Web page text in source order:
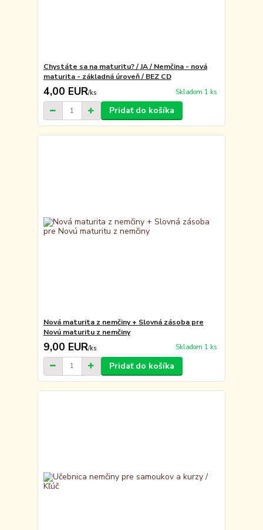
Chystáte sa na maturitu? / JA / Nemčina - nová
maturita - základná úroveň / BEZ CD
4,00 EUR/ks Skladom 1 ks
Pridať do košíka
Nová maturita z nemčiny + Slovná zásoba pre
Novú maturitu z nemčiny
9,00 EUR/ks Skladom 1 ks
Pridať do košíka